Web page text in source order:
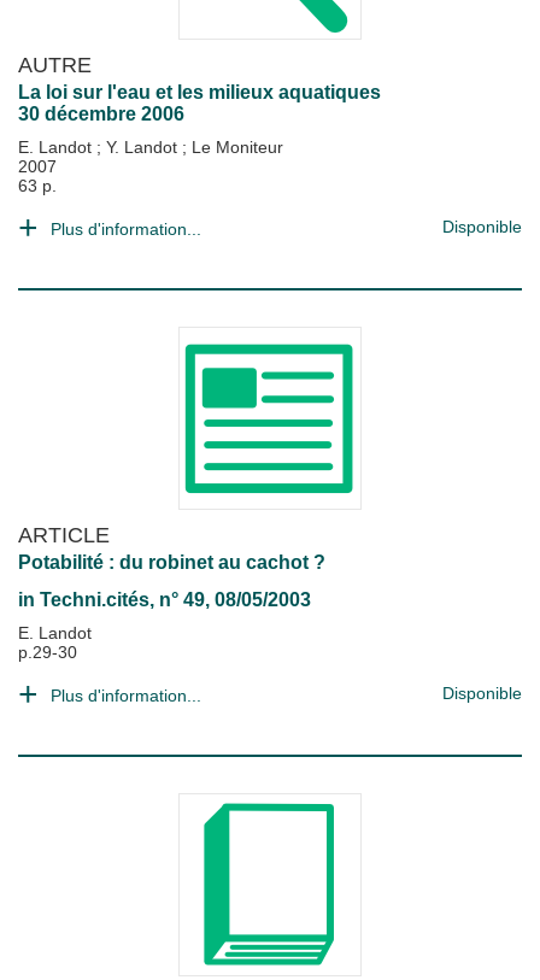
AUTRE
La loi sur l'eau et les milieux aquatiques
30 décembre 2006
E. Landot ; Y. Landot ; Le Moniteur
2007
63 p.
Plus d'information... Disponible
ARTICLE
Potabilité : du robinet au cachot ?
in Techni.cités, n° 49, 08/05/2003
E. Landot
p.29-30
Plus d'information... Disponible